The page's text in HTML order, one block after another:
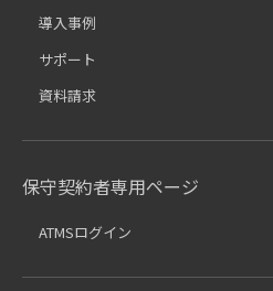
導入事例
サポート
資料請求
保守契約者専用ページ
ATMSログイン